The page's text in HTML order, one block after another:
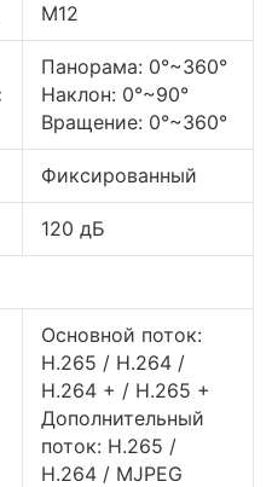
M12
Панорама: 0°~360°
Наклон: 0°~90°
Вращение: 0°~360°
Фиксированный
120 дБ
Основной поток:
H.265 / H.264 /
H.264 + / H.265 +
Дополнительный
поток: H.265 /
H.264 / MJPEG